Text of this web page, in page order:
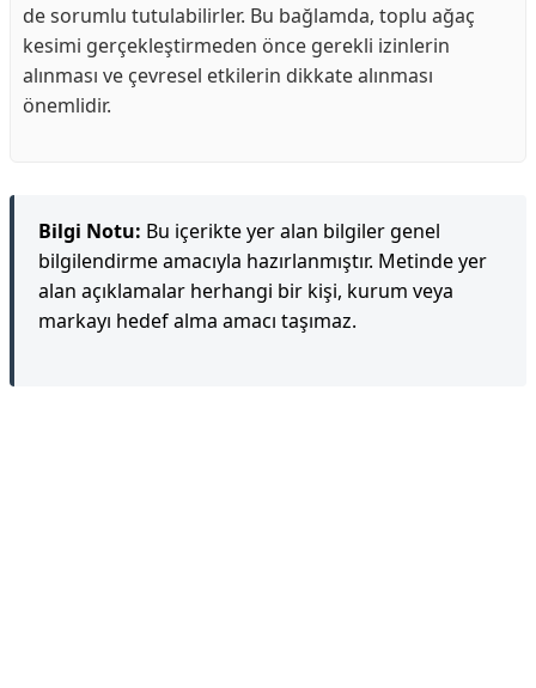
de sorumlu tutulabilirler. Bu bağlamda, toplu ağaç
kesimi gerçekleştirmeden önce gerekli izinlerin
alınması ve çevresel etkilerin dikkate alınması
önemlidir.
Bilgi Notu: Bu içerikte yer alan bilgiler genel
bilgilendirme amacıyla hazırlanmıştır. Metinde yer
alan açıklamalar herhangi bir kişi, kurum veya
markayı hedef alma amacı taşımaz.